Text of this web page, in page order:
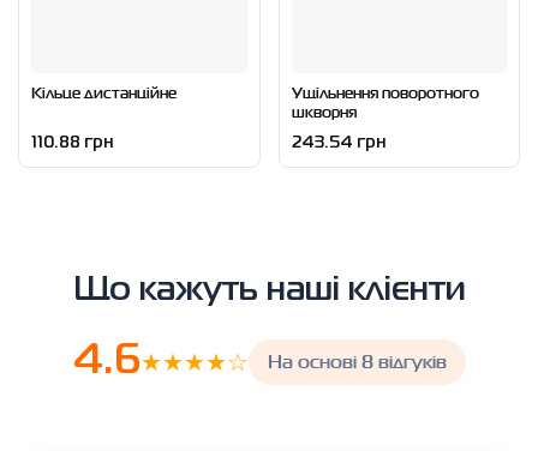
Кільце дистанційне
110.88 грн
Ущільнення поворотного
шкворня
243.54 грн
Що кажуть наші клієнти
4.6★★★★☆ На основі 8 відгуків